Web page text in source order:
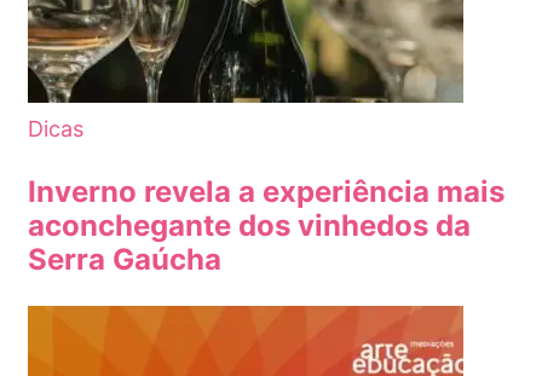
Dicas
Inverno revela a experiência mais
aconchegante dos vinhedos da
Serra Gaúcha